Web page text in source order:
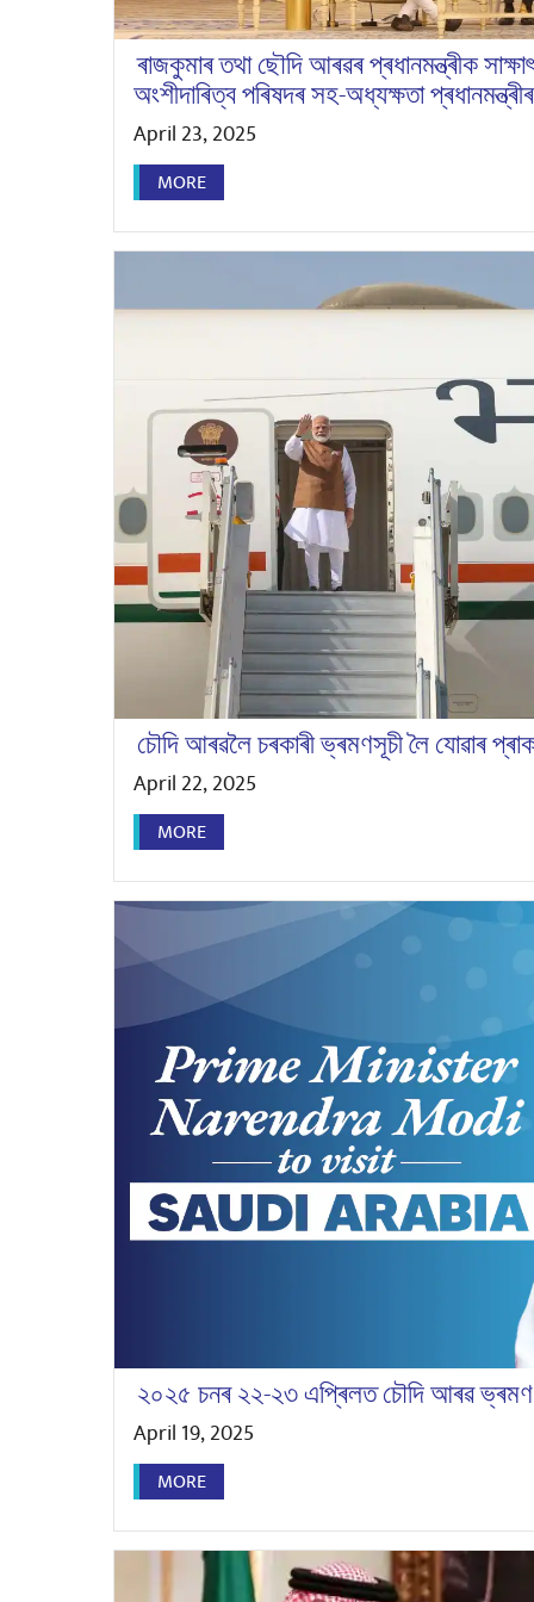
ৰাজকুমাৰ তথা ছৌদি আৰৱৰ প্ৰধানমন্ত্ৰীক
অংশীদাৰিত্ব পৰিষদৰ সহ-অধ্যক্ষতা প্ৰধানমন্ত্ৰীৰ
April 23, 2025
MORE
চৌদি আৰৱলৈ চৰকাৰী ভ্ৰমণসূচী লৈ যোৱাৰ
April 22, 2025
MORE
২০২৫ চনৰ ২২-২৩ এপ্ৰিলত চৌদি আৰৱ ভ্ৰমণ
April 19, 2025
MORE